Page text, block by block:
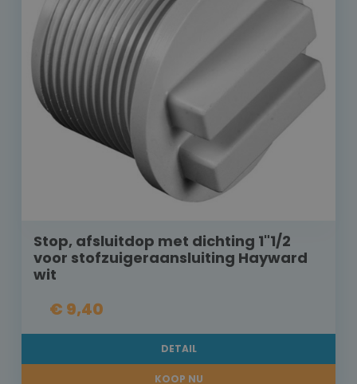
Stop, afsluitdop met dichting 1"1/2
voor stofzuigeraansluiting Hayward
wit
€ 9,40
DETAIL
KOOP NU